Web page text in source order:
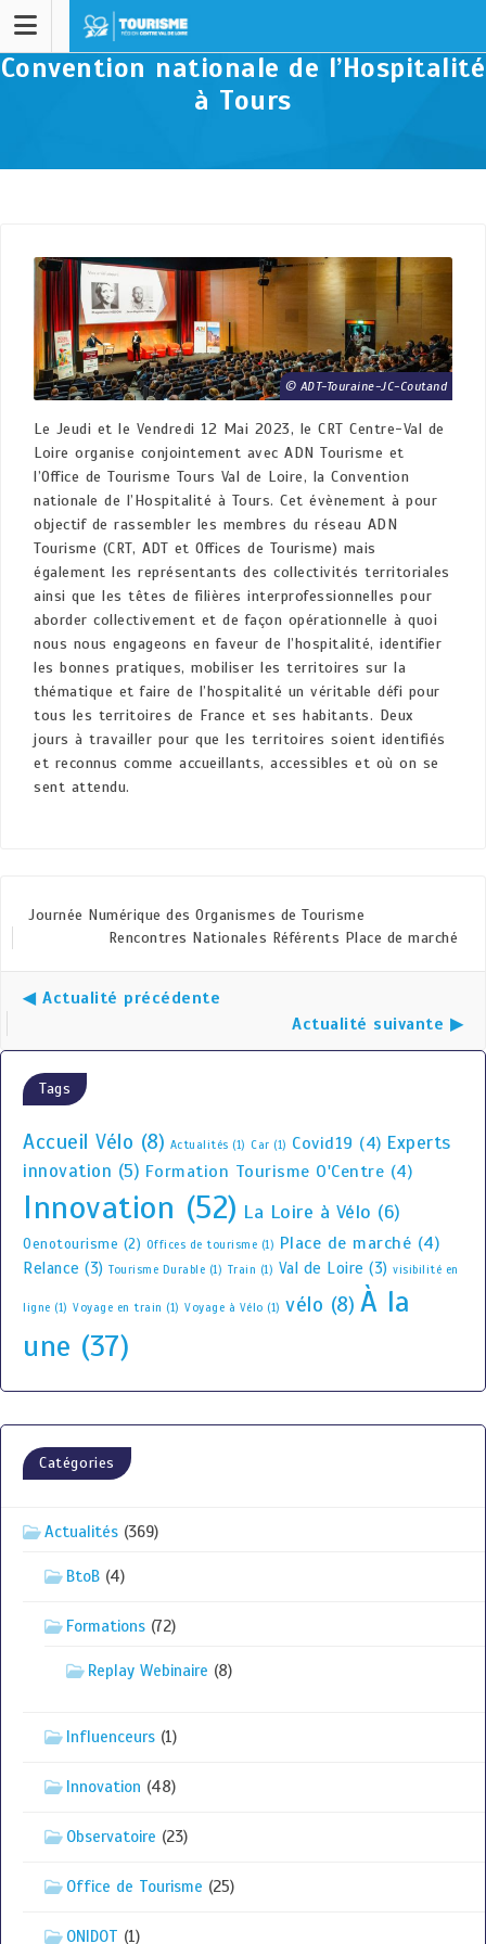
Convention nationale de l’Hospitalité
à Tours
ADT-Touraine-JC-Coutand
Le Jeudi et le Vendredi 12 Mai 2023, le CRT Centre-Val de
Loire organise conjointement avec ADN Tourisme et
l’Office de Tourisme Tours Val de Loire, la Convention
nationale de l’Hospitalité à Tours. Cet évènement à pour
objectif de rassembler les membres du réseau ADN
Tourisme (CRT, ADT et Offices de Tourisme) mais
également les représentants des collectivités territoriales
ainsi que les têtes de filières interprofessionnelles pour
aborder collectivement et de façon opérationnelle à quoi
nous nous engageons en faveur de l’hospitalité, identifier
les bonnes pratiques, mobiliser les territoires sur la
thématique et faire de l’hospitalité un véritable défi pour
tous les territoires de France et ses habitants. Deux
jours à travailler pour que les territoires soient identifiés
et reconnus comme accueillants, accessibles et où on se
sent attendu.
Journée Numérique des Organismes de Tourisme
Rencontres Nationales Référents Place de marché
◀ Actualité précédente
Actualité suivante ▶
Tags
Accueil Vélo (8) Actualités (1) Car (1) Covid19 (4) Experts
innovation (5) Formation Tourisme O'Centre (4)
Innovation (52) La Loire à Vélo (6)
Oenotourisme (2) Offices de tourisme (1) Place de marché (4)
Relance (3) Tourisme Durable (1) Train (1) Val de Loire (3) visibilité en
ligne (1) Voyage en train (1) Voyage à Vélo (1) vélo (8) À la
une (37)
Catégories
Actualités (369)
BtoB (4)
Formations (72)
Replay Webinaire (8)
Influenceurs (1)
Innovation (48)
Observatoire (23)
Office de Tourisme (25)
ONIDOT (1)